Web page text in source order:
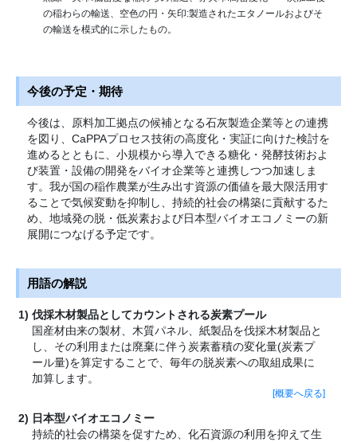
の稲わらの輸送、空色の円・矢印:製造されたエタノールおよびそ
の輸送を模式的に示したもの。
今後の予定・期待
今後は、原料加工拠点の候補となる石灰製造企業等との連携
を図り、CaPPAプロセス技術の高度化・実証に向けた検討を
進めるとともに、小規模から導入できる糖化・発酵技術およ
び装置・設備の開発をバイオ企業等と連携しつつ加速しま
す。我が国の稲作農業が生み出す資源の価値を最大限活用す
ることで気候変動を抑制し、持続的社会の構築に貢献するた
め、地域発の脱・低炭素および日本型バイオエコノミーの新
展開につなげる予定です。
用語の解説
伐採木材製品としてカウントされる炭素プール
国産材由来の製材、木質パネル、紙製品を伐採木材製品と
し、その利用または廃棄に伴う炭素蓄積の変化量(炭素プ
ール量)を算定することで、毎年の脱炭素への取組成果に
加算します。
[概要へ戻る]
日本型バイオエコノミー
持続的社会の構築を促すため、化石資源の利用を抑えて生